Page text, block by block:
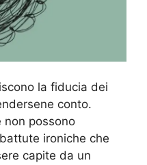
la fiducia dei
conto.
non possono
ironiche che
capite da un